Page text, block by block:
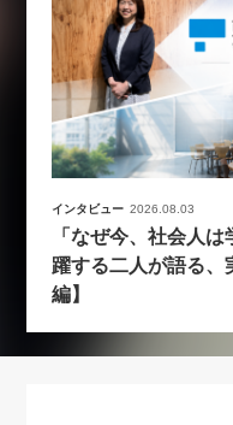
インタビュー 2026.08.03
「なぜ今、社会人
躍する二人が語る、
編】